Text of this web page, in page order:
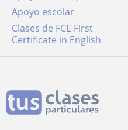
Apoyo escolar
Clases de FCE First
Certificate in English